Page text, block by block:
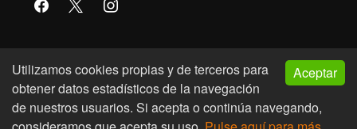
Aceptar
Utilizamos cookies propias y de terceros para
obtener datos estadísticos de la navegación
de nuestros usuarios. Si acepta o continúa navegando,
Copyright © 2026 · Martín Nieto · Morón de la Frontera
(Sevilla)